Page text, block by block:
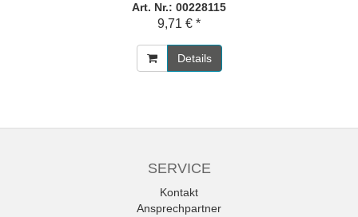
Art. Nr.: 00228115
9,71 € *
Details
SERVICE
Kontakt
Ansprechpartner